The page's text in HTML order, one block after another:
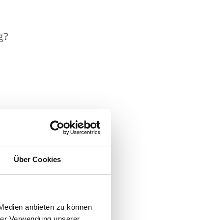
Über Cookies
anbieten zu können
haben: die
den Kaufpreis